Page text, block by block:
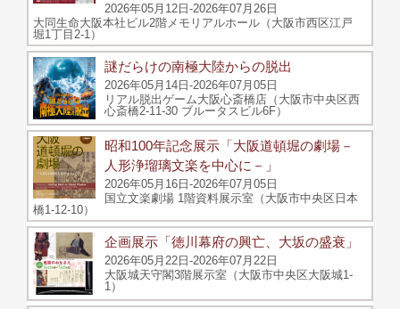
2026年05月12日-2026年07月26日
大同生命大阪本社ビル2階メモリアルホール（大阪市西区江戸
堀1丁目2-1）
謎だらけの南極大陸からの脱出
2026年05月14日-2026年07月05日
リアル脱出ゲーム大阪心斎橋店（大阪市中央区西
心斎橋2-11-30 ブルータスビル6F）
昭和100年記念展示「大阪道頓堀の劇場－
人形浄瑠璃文楽を中心に－」
2026年05月16日-2026年07月05日
国立文楽劇場 1階資料展示室（大阪市中央区日本
橋1-12-10）
企画展示「徳川幕府の興亡、大坂の盛衰」
2026年05月22日-2026年07月22日
大阪城天守閣3階展示室（大阪市中央区大阪城1-
1）